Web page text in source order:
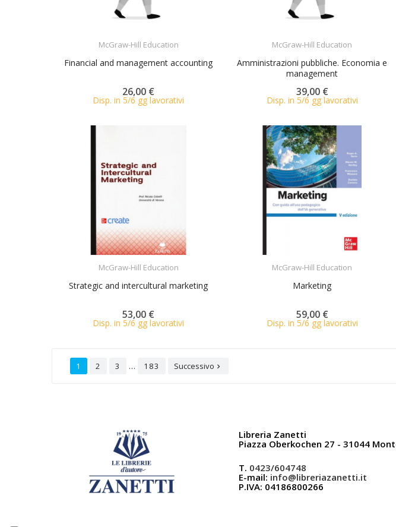
McGraw-Hill Education
Financial and management accounting
26,00 €
Disp. in 5/6 gg lavorativi
McGraw-Hill Education
Amministrazioni pubbliche. Economia e
management
39,00 €
Disp. in 5/6 gg lavorativi
McGraw-Hill Education
Strategic and intercultural marketing
53,00 €
Disp. in 5/6 gg lavorativi
McGraw-Hill Education
Marketing
59,00 €
Disp. in 5/6 gg lavorativi
1 2 3 … 183 Successivo 
Libreria Zanetti
Piazza Oberkochen 27 - 31044
T. 0423/604748
E-mail: info@libreriazanetti.it
P.IVA: 04186800266